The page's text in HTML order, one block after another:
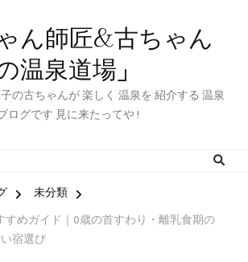
ん師匠&古ちゃん
温泉道場」
の古ちゃんが 楽しく 温泉を 紹介する 温泉
ログです 見に来たってや !
未分類
すめガイド｜0歳の首すわり・離乳食期の
宿選び